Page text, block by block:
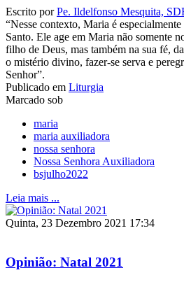
Escrito porPe. Ildelfonso Mesquita,
“Nesse contexto, Maria é
Santo. Ele age em Maria não somente
filho de Deus, mas também na sua fé,
o mistério divino, fazer-se serva e
Senhor”.
Publicado em Liturgia
Marcado sob
maria
maria auxiliadora
nossa senhora
Nossa Senhora Auxiliadora
bsjulho2022
Leia mais ...
Quinta, 23 Dezembro 2021 17:34
Opinião: Natal 2021